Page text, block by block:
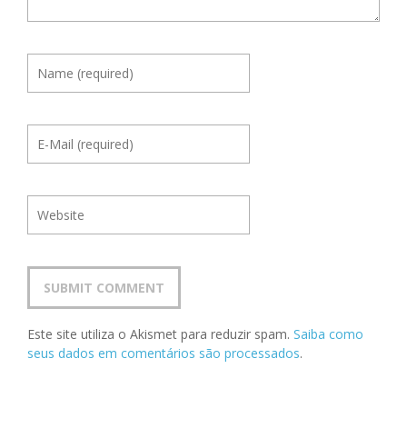
Este site utiliza o Akismet para reduzir spam. Saiba como
seus dados em comentários são processados.